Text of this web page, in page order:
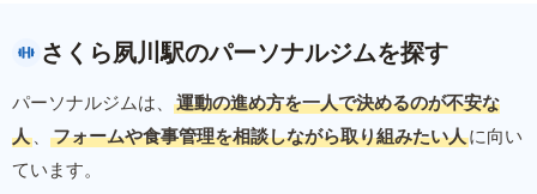
さくら夙川駅のパーソナルジムを探す
パーソナルジムは、
運動の進め方を一人で決めるのが不安な
人 、 フォームや食事管理を相談しながら取り組みたい人に向い
ています。